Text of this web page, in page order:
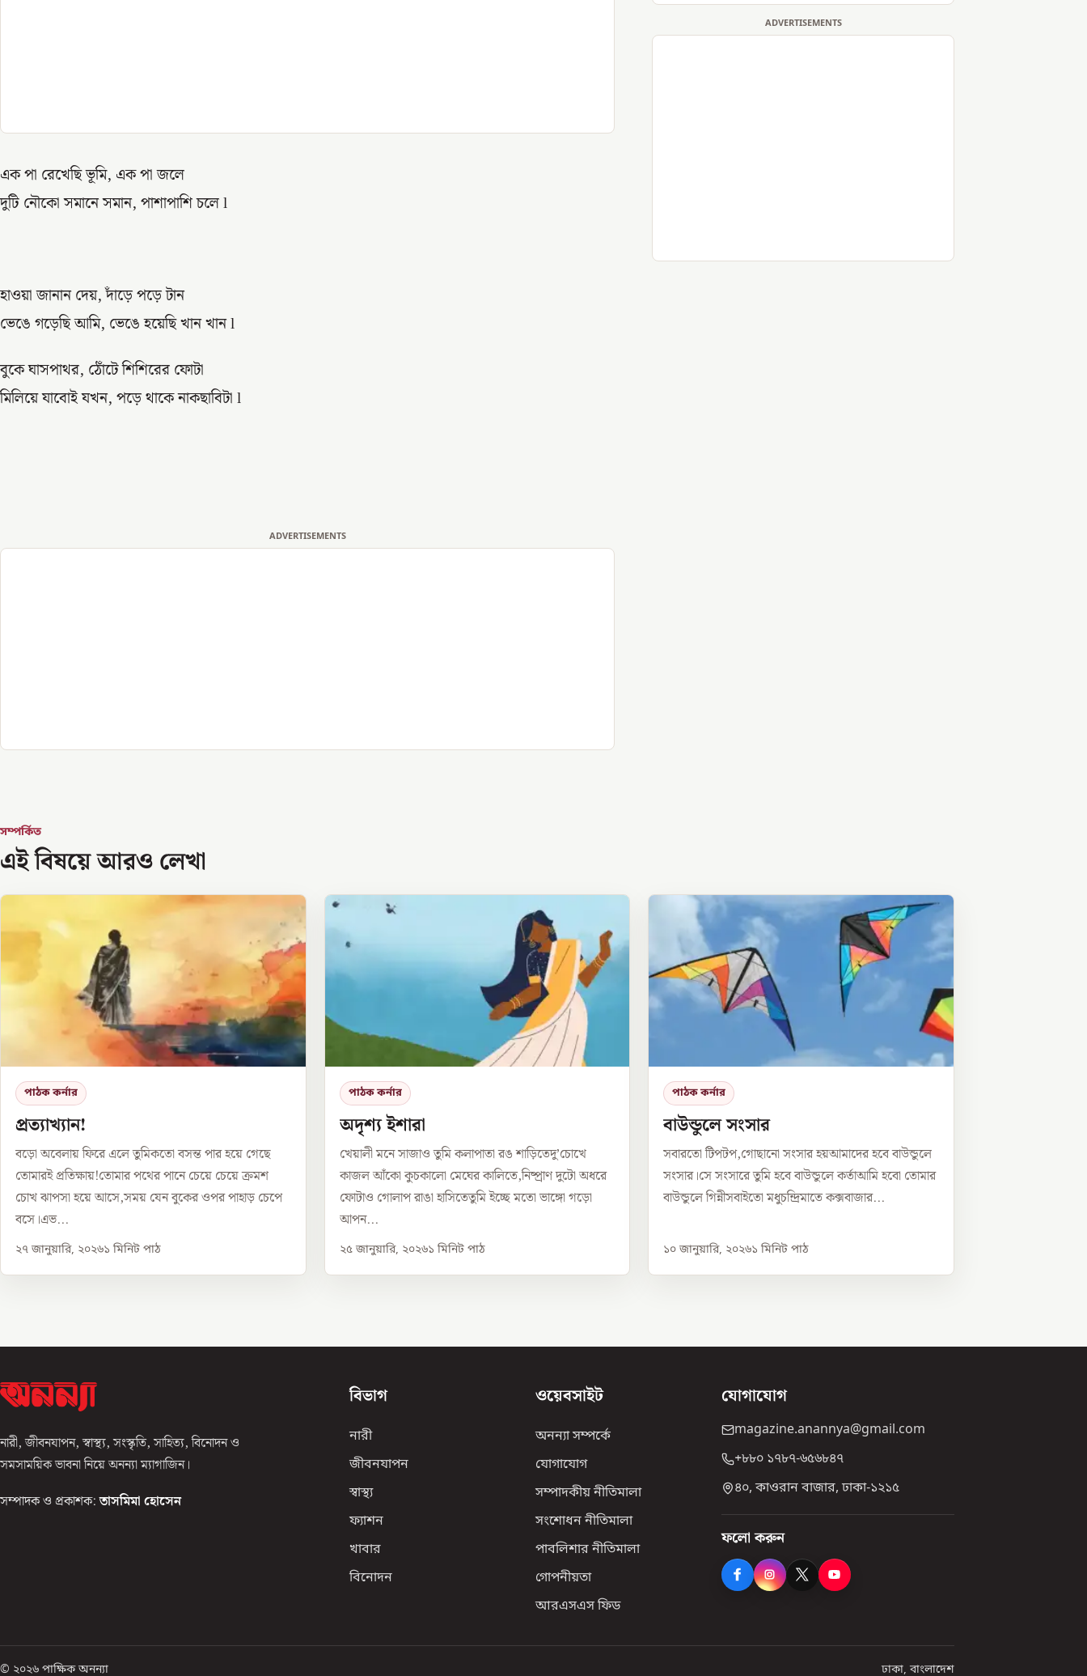
এক পা রেখেছি ভূমি, এক পা জলে
দুটি নৌকো সমানে সমান, পাশাপাশি চলে l
হাওয়া জানান দেয়, দাঁড়ে পড়ে টান
ভেঙে গড়েছি আমি, ভেঙে হয়েছি খান খান l
বুকে ঘাসপাথর, ঠোঁটে শিশিরের ফোটা
মিলিয়ে যাবোই যখন, পড়ে থাকে নাকছাবিটা l
ADVERTISEMENTS
ADVERTISEMENTS
সম্পর্কিত
এই বিষয়ে আরও লেখা
পাঠক কর্নার
প্রত্যাখ্যান!
বড়ো অবেলায় ফিরে এলে তুমিকতো বসন্ত পার হয়ে গেছে
তোমারই প্রতিক্ষায়!তোমার পথের পানে চেয়ে চেয়ে ক্রমশ
চোখ ঝাপসা হয়ে আসে,সময় যেন বুকের ওপর পাহাড় চেপে
বসে।এভ...
২৭ জানুয়ারি, ২০২৬১ মিনিট পাঠ
পাঠক কর্নার
অদৃশ্য ইশারা
খেয়ালী মনে সাজাও তুমি কলাপাতা রঙ শাড়িতেদু’চোখে
কাজল আঁকো কুচকালো মেঘের কালিতে,নিষ্প্রাণ দুটো অধরে
ফোটাও গোলাপ রাঙা হাসিতেতুমি ইচ্ছে মতো ভাঙ্গো গড়ো
আপন...
২৫ জানুয়ারি, ২০২৬১ মিনিট পাঠ
পাঠক কর্নার
বাউন্ডুলে সংসার
সবারতো টিপটপ,গোছানো সংসার হয়আমাদের হবে বাউন্ডুলে
সংসার।সে সংসারে তুমি হবে বাউন্ডুলে কর্তাআমি হবো তোমার
বাউন্ডুলে গিন্নীসবাইতো মধুচন্দ্রিমাতে কক্সবাজার...
১০ জানুয়ারি, ২০২৬১ মিনিট পাঠ
নারী, জীবনযাপন, স্বাস্থ্য, সংস্কৃতি, সাহিত্য, বিনোদন ও
সমসাময়িক ভাবনা নিয়ে অনন্যা ম্যাগাজিন।
সম্পাদক ও প্রকাশক: তাসমিমা হোসেন
বিভাগ
নারী
জীবনযাপন
স্বাস্থ্য
ফ্যাশন
খাবার
বিনোদন
ওয়েবসাইট
অনন্যা সম্পর্কে
যোগাযোগ
সম্পাদকীয় নীতিমালা
সংশোধন নীতিমালা
পাবলিশার নীতিমালা
গোপনীয়তা
আরএসএস ফিড
যোগাযোগ
magazine.anannya@gmail.com
+৮৮০ ১৭৮৭-৬৫৬৮৪৭
৪০, কাওরান বাজার, ঢাকা-১২১৫
ফলো করুন
© ২০২৬ পাক্ষিক অনন্যা ঢাকা, বাংলাদেশ